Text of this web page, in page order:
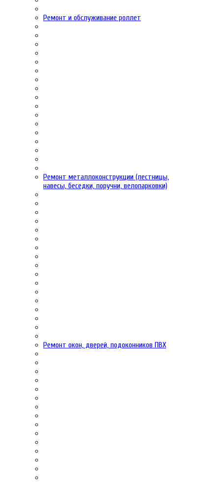
Ремонт и обслуживание роллет
Ремонт металлоконструкции (лестницы,
навесы, беседки, поручни, велопарковки)
Ремонт окон, дверей, подоконников ПВХ